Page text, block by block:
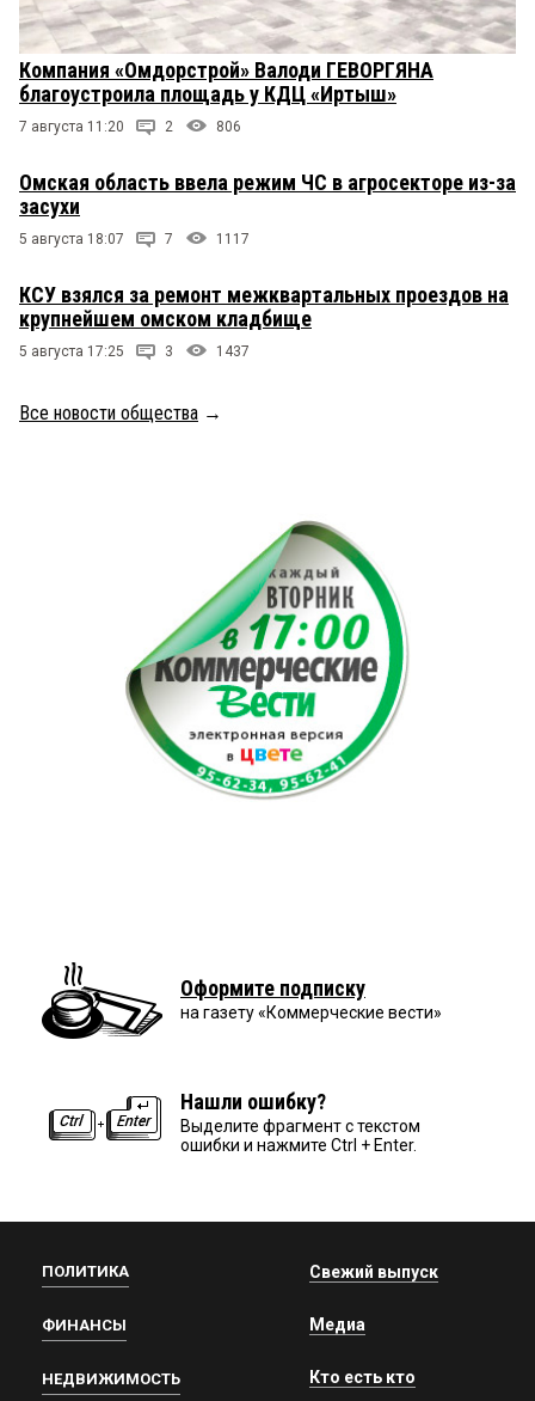
Компания «Омдорстрой» Валоди ГЕВОРГЯНА
благоустроила площадь у КДЦ «Иртыш»
7 августа 11:20 2 806
Омская область ввела режим ЧС в агросекторе из-за
засухи
5 августа 18:07 7 1117
КСУ взялся за ремонт межквартальных проездов на
крупнейшем омском кладбище
5 августа 17:25 3 1437
Все новости общества →
Оформите подписку
на газету «Коммерческие вести»
Нашли ошибку?
Выделите фрагмент с текстом
ошибки и нажмите Ctrl + Enter.
ПОЛИТИКА
ФИНАНСЫ
НЕДВИЖИМОСТЬ
Свежий выпуск
Медиа
Кто есть кто